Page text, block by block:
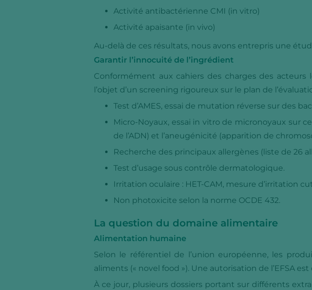
Activité antibactérienne CMI (in vitro)
Activité apaisante (in vivo)
Au-delà de ces résultats, nous avons entrepris une
Garantir l’innocuité de l’ingrédient
Conformément aux cahiers des charges des
l’objet d’un screening rigoureux sur le plan de
Test d’AMES, essai de mutation réverse sur des
Micro-Noyaux, essai in vitro de micronoyaux sur
de l’ADN) et l’aneugénicité (apparition de
Recherche des principaux allergènes (liste de 26
Test d’usage sous contrôle dermatologique.
Irritation oculaire : HET-CAM, mesure d’irritation
Non photoxicite selon la norme OCDE 432.
La question du domaine alimentaire
Alimentation humaine
Selon le référentiel de l’union européenne, les
aliments (« novel food »). Une autorisation de l’EFSA
À ce jour, plusieurs dossiers portant sur différents